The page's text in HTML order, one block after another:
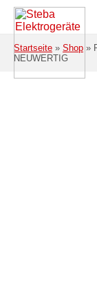
Zum Hauptinhalt
Startseite » Shop »
NEUWERTIG